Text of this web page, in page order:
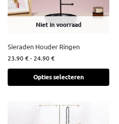
Niet in voorraad
Sieraden Houder Ringen
23.90€- 24.90€
Opties selecteren